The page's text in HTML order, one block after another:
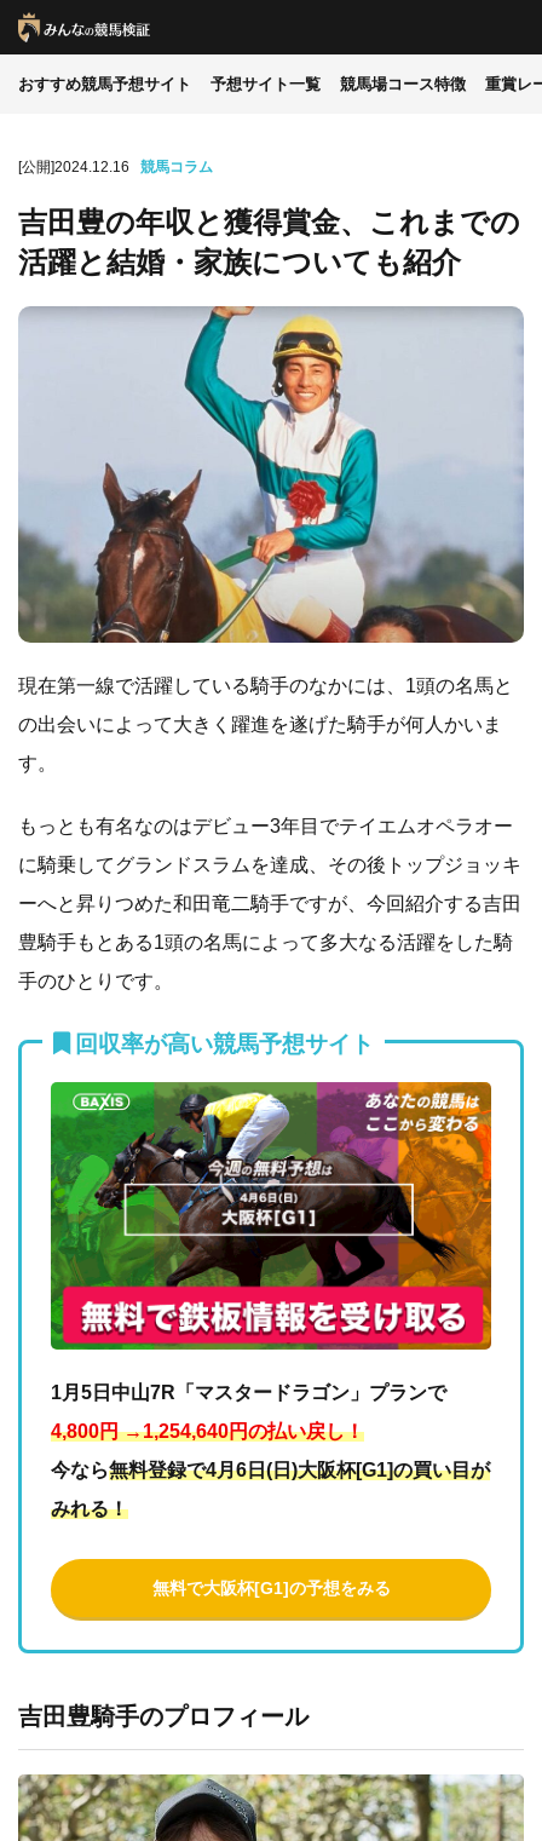
おすすめ競馬予想サイト 予想サイト一覧 競馬場コース特徴 重賞レ
[公開]2024.12.16 競馬コラム
吉田豊の年収と獲得賞金、これまでの
活躍と結婚・家族についても紹介
現在第一線で活躍している騎手のなかには、1頭の名馬と
の出会いによって大きく躍進を遂げた騎手が何人かいま
す。
もっとも有名なのはデビュー3年目でテイエムオペラオー
に騎乗してグランドスラムを達成、その後トップジョッキ
ーへと昇りつめた和田竜二騎手ですが、今回紹介する吉田
豊騎手もとある1頭の名馬によって多大なる活躍をした騎
手のひとりです。
回収率が高い競馬予想サイト
1月5日中山7R「マスタードラゴン」プランで
4,800円 →1,254,640円の払い戻し！
今なら無料登録で4月6日(日)大阪杯[G1]の買い目が
みれる！
無料で大阪杯[G1]の予想をみる
吉田豊騎手のプロフィール